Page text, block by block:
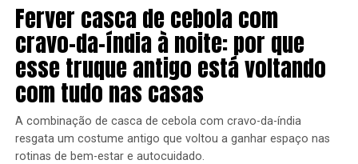
Ferver casca de cebola com
cravo-da-índia à noite: por que
esse truque antigo está voltando
com tudo nas casas
A combinação de casca de cebola com cravo-da-índia
resgata um costume antigo que voltou a ganhar espaço nas
rotinas de bem-estar e autocuidado.